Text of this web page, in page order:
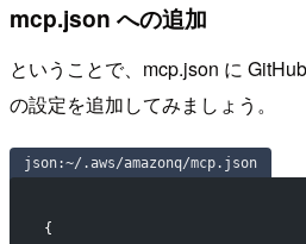
mcp.json への追加
ということで、mcp.json に
の設定を追加してみましょう。
json:~/.aws/amazonq/mcp.json
{